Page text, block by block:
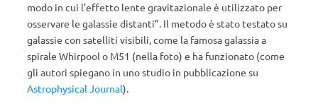
modo in cui l’effetto lente gravitazionale è utilizzato per
osservare le galassie distanti”. Il metodo è stato testato su
galassie con satelliti visibili, come la famosa galassia a
spirale Whirpool o M51 (nella foto) e ha funzionato (come
gli autori spiegano in uno studio in pubblicazione su
Astrophysical Journal).